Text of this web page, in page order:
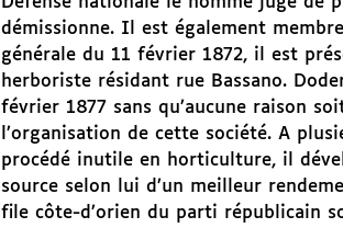
démissionne. Il est également
générale du 11 février 1872, il est
herboriste résidant rue Bassano.
février 1877 sans qu’aucune raison
l’organisation de cette société. A
procédé inutile en horticulture, il
source selon lui d’un meilleur
file côte-d’orien du parti républicain